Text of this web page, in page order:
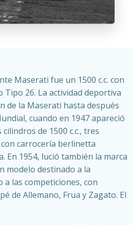
Maserati fue un 1500 c.c. con
26. La actividad deportiva
de la Maserati hasta después
cuando en 1947 apareció
de 1500 c.c., tres
carrocería berlinetta
En 1954, lució también la marca
modelo destinado a la
a las competiciones, con
de Allemano, Frua y Zagato. El